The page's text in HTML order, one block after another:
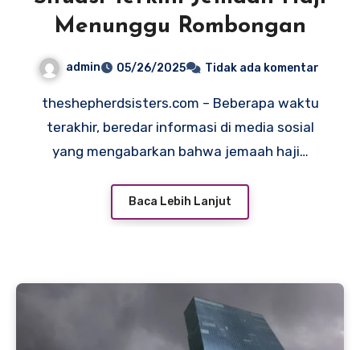
Menunggu Rombongan
admin 05/26/2025 Tidak ada komentar
theshepherdsisters.com – Beberapa waktu
terakhir, beredar informasi di media sosial
yang mengabarkan bahwa jemaah haji…
Baca Lebih Lanjut